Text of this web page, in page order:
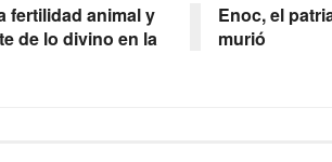
fertilidad animal y
de lo divino en la
Enoc, el
murió